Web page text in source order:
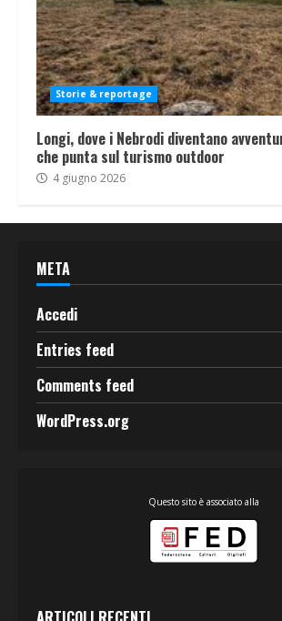
Storie & reportage
Longi, dove i Nebrodi diventano
che punta sul turismo outdoor
4 giugno 2026
META
Accedi
Entries feed
Comments feed
WordPress.org
Questo sito è associato alla